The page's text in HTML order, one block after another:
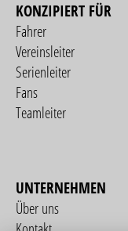
KONZIPIERT FÜR
Fahrer
Vereinsleiter
Serienleiter
Fans
Teamleiter
UNTERNEHMEN
Über uns